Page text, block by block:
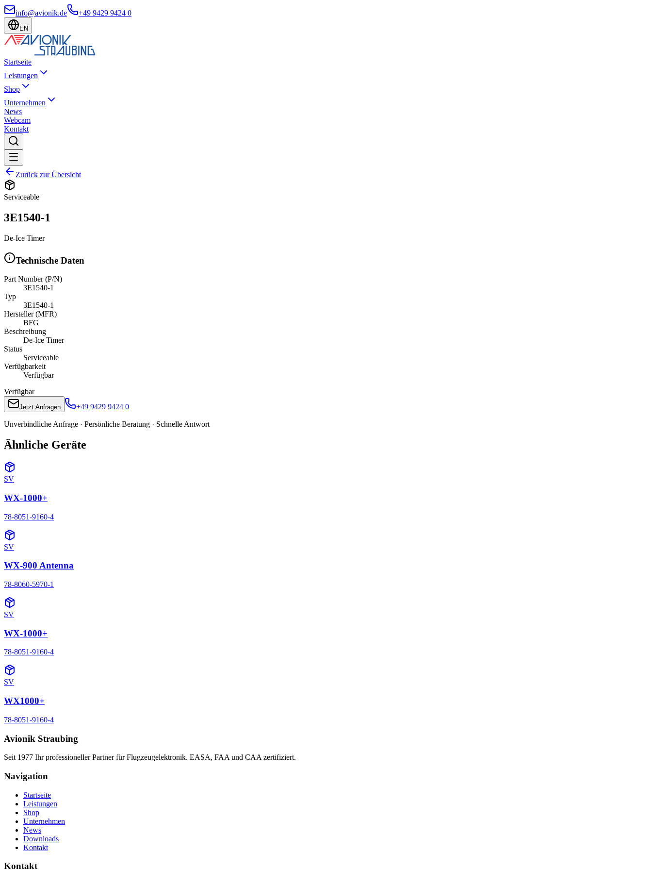
info@avionik.de +49 9429 9424 0
EN
Startseite
Leistungen
Shop
Unternehmen
News
Webcam
Kontakt
Zurück zur Übersicht
Serviceable
3E1540-1
De-Ice Timer
Technische Daten
Part Number (P/N)
3E1540-1
Typ
3E1540-1
Hersteller (MFR)
BFG
Beschreibung
De-Ice Timer
Status
Serviceable
Verfügbarkeit
Verfügbar
Verfügbar
Jetzt Anfragen +49 9429 9424 0
Unverbindliche Anfrage · Persönliche Beratung · Schnelle Antwort
Ähnliche Geräte
SV
WX-1000+
78-8051-9160-4
SV
WX-900 Antenna
78-8060-5970-1
SV
WX-1000+
78-8051-9160-4
SV
WX1000+
78-8051-9160-4
Avionik Straubing
Seit 1977 Ihr professioneller Partner für Flugzeugelektronik. EASA, FAA und CAA zertifiziert.
Navigation
Startseite
Leistungen
Shop
Unternehmen
News
Downloads
Kontakt
Kontakt